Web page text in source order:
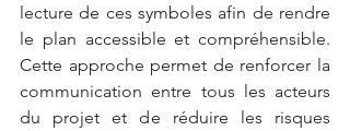
lecture de ces symboles afin de rendre
le plan accessible et compréhensible.
Cette approche permet de renforcer la
communication entre tous les acteurs
du projet et de réduire les risques